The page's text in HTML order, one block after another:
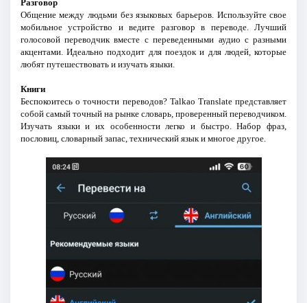
Разговор
Общение между людьми без языковых барьеров. Используйте свое
мобильное устройство и ведите разговор в переводе. Лучший
голосовой переводчик вместе с переведенными аудио с разными
акцентами. Идеально подходит для поездок и для людей, которые
любят путешествовать и изучать языки.
Книги
Беспокоитесь о точности переводов? Talkao Translate представляет
собой самый точный на рынке словарь, проверенный переводчиком.
Изучать языки и их особенности легко и быстро. Набор фраз,
пословиц, словарный запас, технический язык и многое другое.